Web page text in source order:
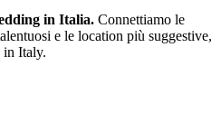
in Italia. Connettiamo le
e le location più suggestive,
in Italy.